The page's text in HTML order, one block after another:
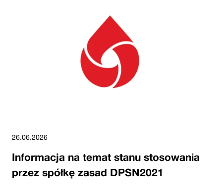
26.06.2026
Informacja na temat stanu stosowania
przez spółkę zasad DPSN2021